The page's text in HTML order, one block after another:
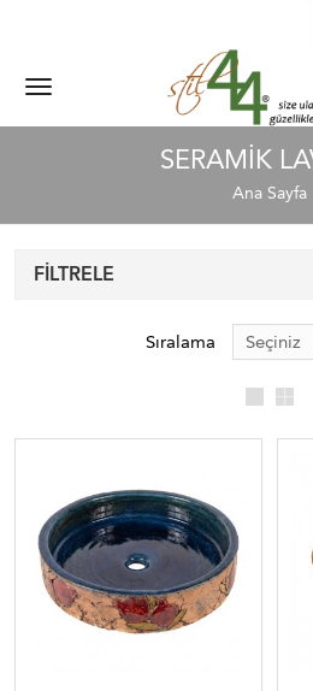
SERAMIK
Ana Sayfa
FILTRELE
Sıralama